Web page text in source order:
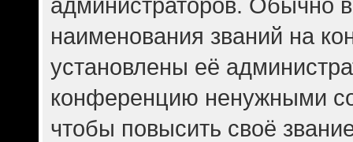
наименования званий на
установлены её
конференцию ненужными
чтобы повысить своё